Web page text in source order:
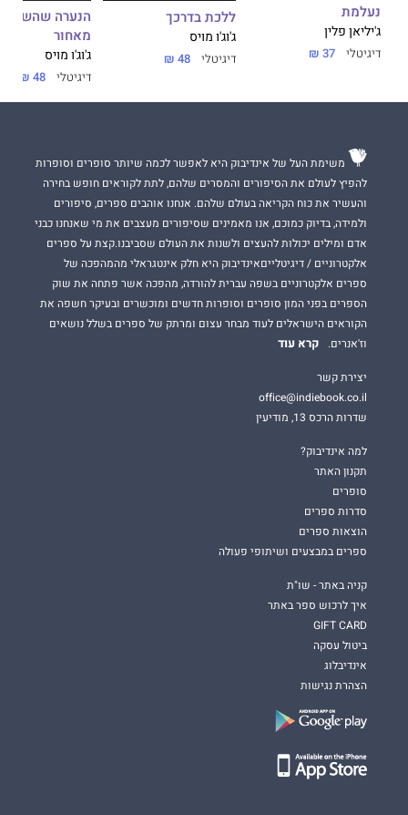
נעלמת
ג'יליאן פלין
דיגיטלי 37 ₪
ללכת בדרכך
ג'וג'ו מויס
דיגיטלי 48 ₪
הנערה
מאחור
ג'וג'ו מויס
דיגיטלי 48 ₪
משימת העל של אינדיבוק היא לאפשר לכמה שיותר סופרים וסופרות
להפיץ לעולם את הסיפורים והמסרים שלהם, לתת לקוראים חופש בחירה
והעשיר את כוח הקריאה בעולם שלהם. אנחנו אוהבים ספרים, סיפורים
ולמידה, בדיוק כמוכם, אנו מאמינים שסיפורים מעצבים את מי שאנחנו כבני
אדם ומילים יכולות להעצים ולשנות את העולם שסביבנו.קצת על ספרים
אלקטרוניים / דיגיטלייםאינדיבוק היא חלק אינטגראלי מהמהפכה של
ספרים אלקטרוניים בשפה עברית להורדה, מהפכה אשר פתחה את שוק
הספרים בפני המון סופרים וסופרות חדשים ומוכשרים ובעיקר חשפה את
הקוראים הישראלים לעוד מבחר עצום ומרתק של ספרים בשלל נושאים
וז'אנרים.
קרא עוד
יצירת קשר
office@indiebook.co.il
שדרות הרכס 13, מודיעין
למה אינדיבוק?
תקנון האתר
סופרים
סדרות ספרים
הוצאות ספרים
ספרים במבצעים ושיתופי פעולה
קניה באתר - שו"ת
איך לרכוש ספר באתר
GIFT CARD
ביטול עסקה
אינדיבלוג
הצהרת נגישות